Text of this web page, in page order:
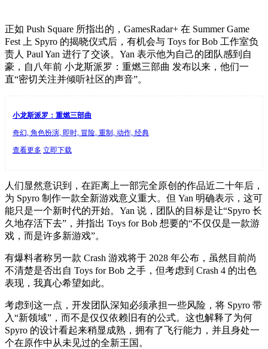
正如 Push Square 所指出的，GamesRadar+ 在 Summer Game
Fest 上 Spyro 的揭晓仪式后，有机会与 Toys for Bob 工作室负
责人 Paul Yan 进行了交谈。Yan 表示他为自己的团队感到自
豪，自八年前 小龙斯派罗：重燃三部曲 发布以来，他们一
直“密切关注并倾听社区的声音”。
小龙斯派罗：重燃三部曲
奇幻, 角色扮演, 即时, 冒险, 重制, 动作, 经典
查看更多 立即下载
人们显然意识到，在距离上一部完全原创的作品近二十年后，
为 Spyro 制作一款全新游戏意义重大。但 Yan 明确表示，这可
能只是一个新时代的开始。Yan 说，团队的目标是让“Spyro 长
久地存活下去”，并指出 Toys for Bob 想要的“不仅仅是一款游
戏，而是许多新游戏”。
有爆料者称另一款 Crash 游戏将于 2028 年公布，虽然目前尚
不清楚是否出自 Toys for Bob 之手，但考虑到 Crash 4 的出色
表现，我真心希望如此。
考虑到这一点，开发团队深知必须承担一些风险，将 Spyro 带
入“新领域”，而不是仅仅依赖旧有的公式。这也解释了为何
Spyro 的设计看起来稍显成熟，拥有了飞行能力，并且身处一
个在原作中从未见过的全新王国。